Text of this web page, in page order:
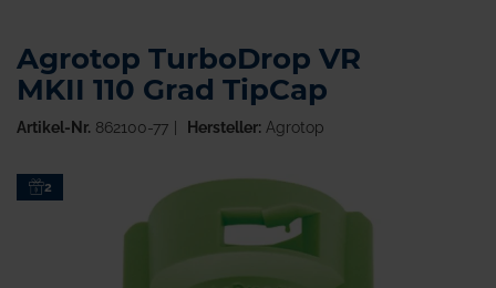
Zum2
Agrotop TurboDrop VR
MKII 110 Grad TipCap
Artikel-Nr. 862100-77 Hersteller:Agrotop